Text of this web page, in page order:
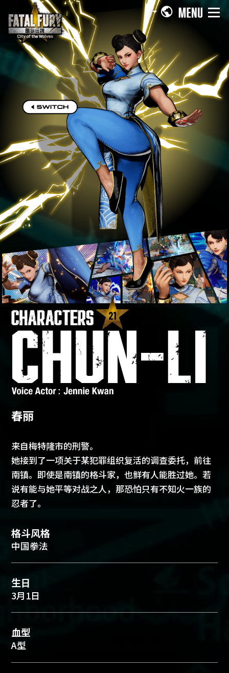
21
春丽
来自梅特隆市的刑警。
她接到了一项关于某犯罪组织复活的调查委托，前往
南镇。即使是南镇的格斗家，也鲜有人能胜过她。若
说有能与她平等对战之人，那恐怕只有不知火一族的
忍者了。
格斗风格
中国拳法
生日
3月1日
血型
A型